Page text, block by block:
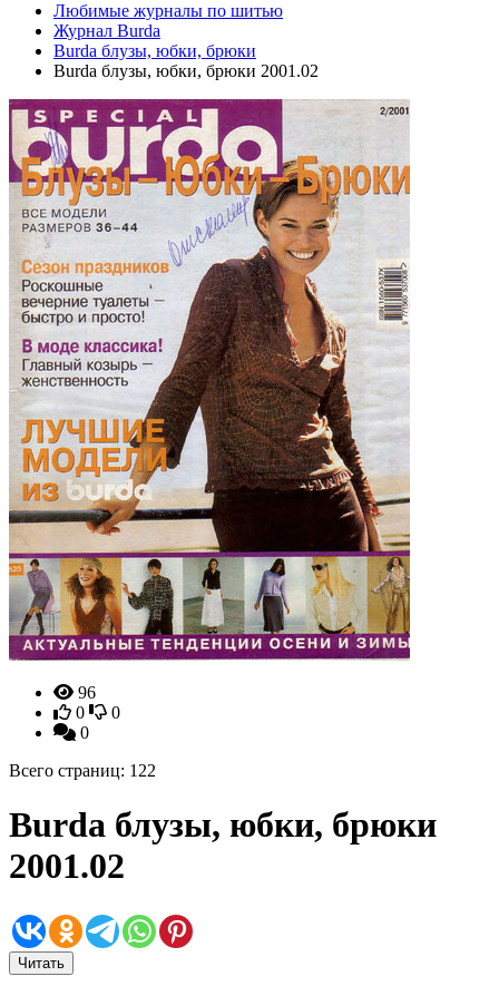
Любимые журналы по шитью
Журнал Burda
Burda блузы, юбки, брюки
Burda блузы, юбки, брюки 2001.02
96
0
0
0
Всего страниц: 122
Burda блузы, юбки, брюки
2001.02
Читать